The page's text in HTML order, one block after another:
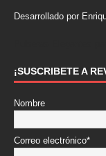
Desarrollado por
¡SUSCRIBETE A
Nombre
Correo electrónico*